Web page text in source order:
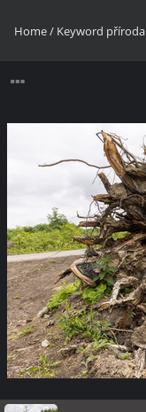
Home/ Keyword příroda